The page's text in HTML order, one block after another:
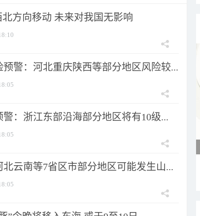
北方向移动 未来对我国无影响
警：河北重庆陕西等部分地区风险较...
：浙江东部沿海部分地区将有10级...
云南等7省区市部分地区可能发生山...